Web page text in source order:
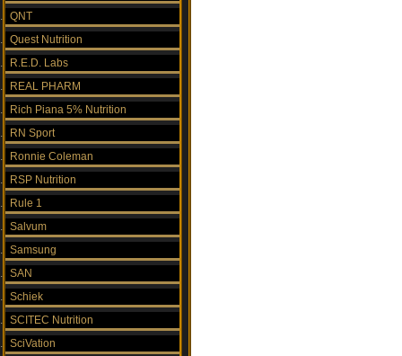
QNT
Quest Nutrition
R.E.D. Labs
REAL PHARM
Rich Piana 5% Nutrition
RN Sport
Ronnie Coleman
RSP Nutrition
Rule 1
Salvum
Samsung
SAN
Schiek
SCITEC Nutrition
SciVation